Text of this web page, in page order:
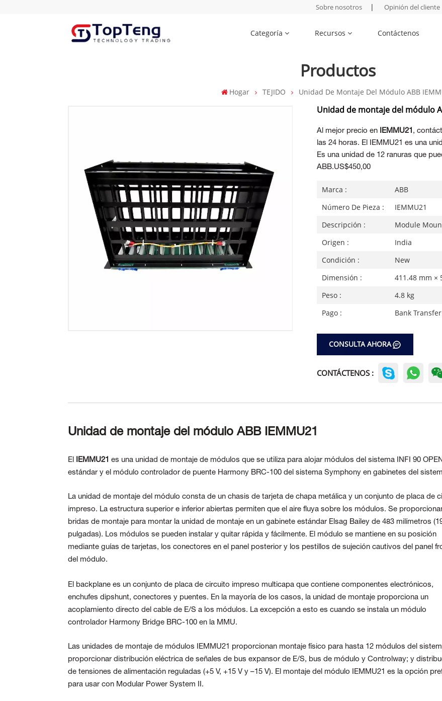
Sobre nosotros | Opinión del cliente
Categoría Recursos Contáctenos
Productos
Hogar TEJIDO Unidad De Montaje Del Módulo ABB
Unidad de montaje del módulo
Al mejor precio en IEMMU21 ,
las 24 horas. El IEMMU21 es una
Es una unidad de 12 ranuras que
ABB.US$450,00
Marca :
ABB
Número De Pieza :
IEMMU21
Descripción :
Module
Origen :
India
Condición :
New
Dimensión :
411.48 mm ×
Peso :
4.8 kg
Pago :
Bank Transfer
CONSULTA AHORA
CONTÁCTENOS :
Unidad de montaje del módulo ABB IEMMU21
El IEMMU21 es una unidad de montaje de módulos que se utiliza para alojar módulos del sistema INFI 90 OPEN
estándar y el módulo controlador de puente Harmony BRC-100 del sistema Symphony en gabinetes del
La unidad de montaje del módulo consta de un chasis de tarjeta de chapa metálica y un conjunto de placa de
impreso. La estructura superior e inferior abiertas permiten que el aire fluya sobre los módulos. Se
bridas de montaje para montar la unidad de montaje en un gabinete estándar Elsag Bailey de 483 milímetros
pulgadas). Los módulos se pueden instalar y quitar rápida y fácilmente. El módulo se mantiene en su posición
mediante guías de tarjetas, los conectores en el panel posterior y los pestillos de sujeción cautivos del panel
del módulo.
El backplane es un conjunto de placa de circuito impreso multicapa que contiene componentes electrónicos,
enchufes dipshunt, conectores y puentes. En la mayoría de los casos, la unidad de montaje proporciona un
acoplamiento directo del cable de E/S a los módulos. La excepción a esto es cuando se instala un módulo
controlador Harmony Bridge BRC-100 en la MMU.
Las unidades de montaje de módulos IEMMU21 proporcionan montaje físico para hasta 12 módulos del
proporcionar distribución eléctrica de señales de bus expansor de E/S, bus de módulo y Controlway; y
de tensiones de alimentación reguladas (+5 V, +15 V y –15 V). El montaje del módulo IEMMU21 es la opción
para usar con Modular Power System II.